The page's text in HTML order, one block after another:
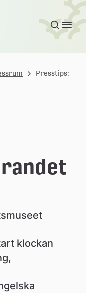
Presstips:
klockan